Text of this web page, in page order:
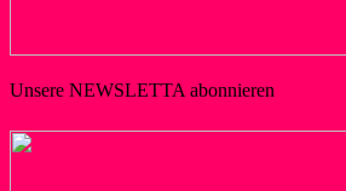
Unsere NEWSLETTA abonnieren